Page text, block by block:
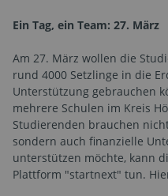
Ein Tag, ein Team: 27. März
Am 27. März wollen die
rund 4000 Setzlinge in die
Unterstützung gebrauchen
mehrere Schulen im Kreis
Studierenden brauchen
sondern auch finanzielle
unterstützen möchte, kann
Plattform "startnext" tun.